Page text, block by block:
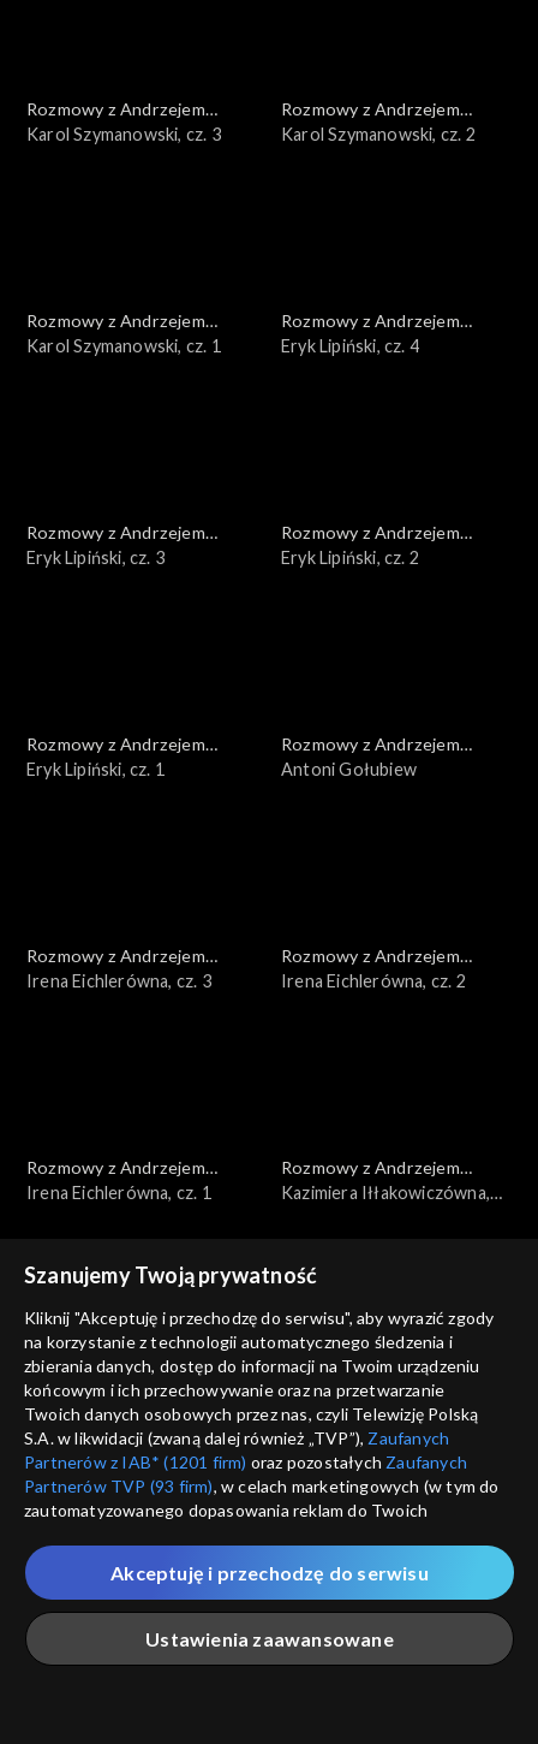
Rozmowy z Andrzejem
Doboszem
Karol Szymanowski, cz. 3
Rozmowy z Andrzejem
Doboszem
Karol Szymanowski, cz. 2
Rozmowy z Andrzejem
Doboszem
Karol Szymanowski, cz. 1
Rozmowy z Andrzejem
Doboszem
Eryk Lipiński, cz. 4
Rozmowy z Andrzejem
Doboszem
Eryk Lipiński, cz. 3
Rozmowy z Andrzejem
Doboszem
Eryk Lipiński, cz. 2
Rozmowy z Andrzejem
Doboszem
Eryk Lipiński, cz. 1
Rozmowy z Andrzejem
Doboszem
Antoni Gołubiew
Rozmowy z Andrzejem
Doboszem
Irena Eichlerówna, cz. 3
Rozmowy z Andrzejem
Doboszem
Irena Eichlerówna, cz. 2
Rozmowy z Andrzejem
Doboszem
Irena Eichlerówna, cz. 1
Rozmowy z Andrzejem
Doboszem
Kazimiera Iłłakowiczówna,
Rozmowy z Andrzejem
Doboszem
Kazimiera Iłłakowiczówna,
cz. 1
Rozmowy z Andrzejem
Doboszem
Wilam Horzyca
Rozmowy z Andrzejem
Doboszem
Józef Beck
Rozmowy z Andrzejem
Doboszem
Kazimierz Junosza-
Stępowski, cz. 2
Szanujemy Twoją prywatność
Kliknij "Akceptuję i przechodzę do serwisu", aby wyrazić zgody
na korzystanie z technologii automatycznego śledzenia i
zbierania danych, dostęp do informacji na Twoim urządzeniu
końcowym i ich przechowywanie oraz na przetwarzanie
Twoich danych osobowych przez nas, czyli Telewizję Polską
S.A. w likwidacji (zwaną dalej również „TVP”), Zaufanych
Partnerów z IAB* (1201 firm) oraz pozostałych Zaufanych
Partnerów TVP (93 firm), w celach marketingowych (w tym do
zautomatyzowanego dopasowania reklam do Twoich
które wskazujemy poniżej, a także zgody na udostępnianie
przez nas identyfikatora PPID do Google.
Twoje dane osobowe zbierane podczas odwiedzania przez
Ciebie naszych
poszczególnych serwisówzwanych dalej
„Portalem”, w tym informacje zapisywane za pomocą
Ustawienia zaawansowane
Akceptuję i przechodzę do serwisu